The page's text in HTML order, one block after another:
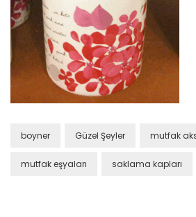
boyner Güzel Şeyler mutfak
mutfak eşyaları saklama kapları